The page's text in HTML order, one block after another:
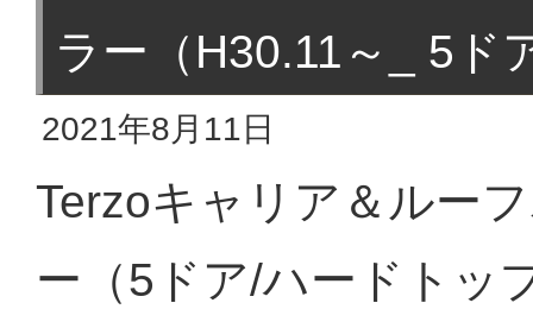
ラー（H30.11～_ 5ド
2021年8月11日
Terzoキャリア＆ルー
ー（5ドア/ハードトッ